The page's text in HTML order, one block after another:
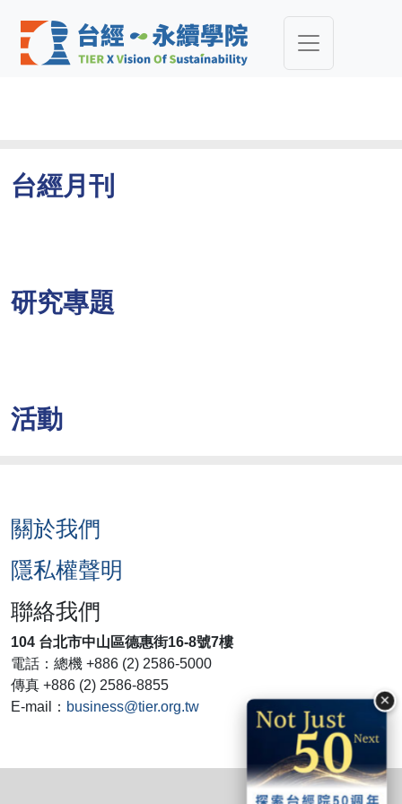
×
台經月刊
研究專題
活動
關於我們
隱私權聲明
聯絡我們
104 台北市中山區德惠街16-8號7樓
電話：總機 +886 (2) 2586-5000
傳真 +886 (2) 2586-8855
E-mail： business@tier.org.tw